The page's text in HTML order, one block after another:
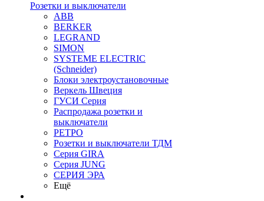
Розетки и выключатели
ABB
BERKER
LEGRAND
SIMON
SYSTEME ELECTRIC
(Schneider)
Блоки электроустановочные
Веркель Швеция
ГУСИ Серия
Распродажа розетки и
выключатели
РЕТРО
Розетки и выключатели ТДМ
Серия GIRA
Серия JUNG
СЕРИЯ ЭРА
Ещё